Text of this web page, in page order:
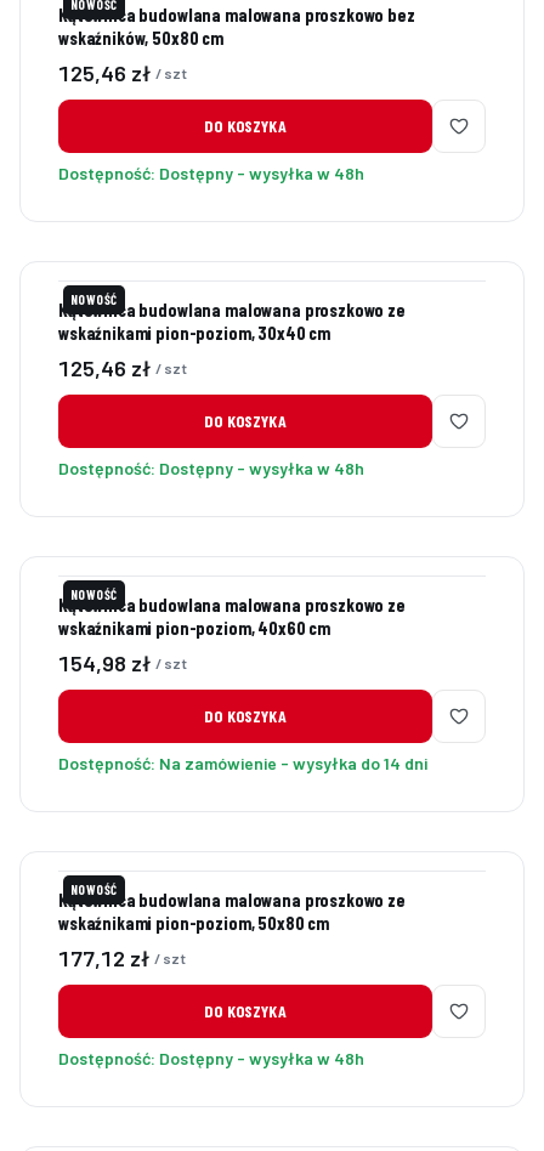
NOWOŚĆ
Kątownica budowlana malowana proszkowo bez
wskaźników, 50x80 cm
Cena
125,46 zł / szt
DO KOSZYKA
Dostępność: Dostępny - wysyłka w 48h
NOWOŚĆ
Kątownica budowlana malowana proszkowo ze
wskaźnikami pion-poziom, 30x40 cm
Cena
125,46 zł / szt
DO KOSZYKA
Dostępność: Dostępny - wysyłka w 48h
NOWOŚĆ
Kątownica budowlana malowana proszkowo ze
wskaźnikami pion-poziom, 40x60 cm
Cena
154,98 zł / szt
DO KOSZYKA
Dostępność: Na zamówienie - wysyłka do 14 dni
NOWOŚĆ
Kątownica budowlana malowana proszkowo ze
wskaźnikami pion-poziom, 50x80 cm
Cena
177,12 zł / szt
DO KOSZYKA
Dostępność: Dostępny - wysyłka w 48h